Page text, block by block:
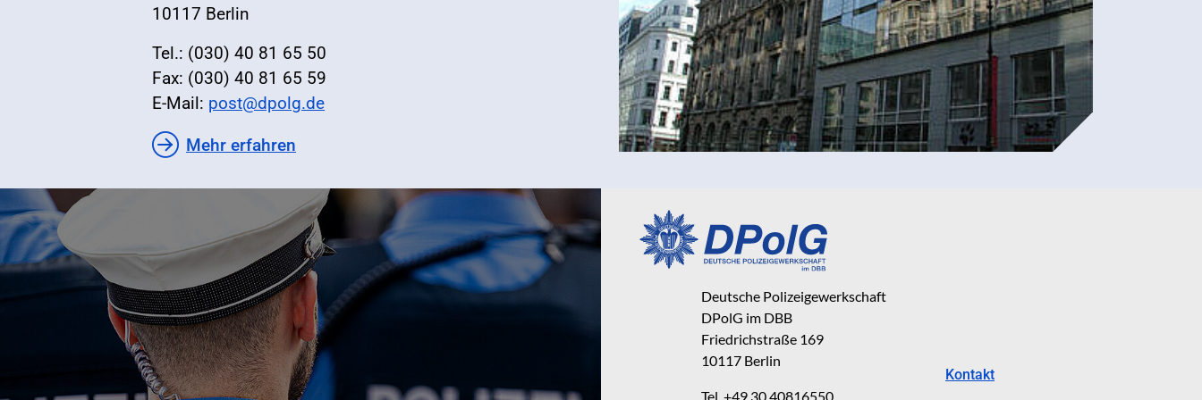
10117 Berlin
Tel.: (030) 40 81 65 50
Fax: (030) 40 81 65 59
E-Mail: post@dpolg.de
Mehr erfahren
Deutsche Polizeigewerkschaft
DPolG im DBB
Friedrichstraße 169
10117 Berlin
Tel. +49 30 40816550
Kontakt